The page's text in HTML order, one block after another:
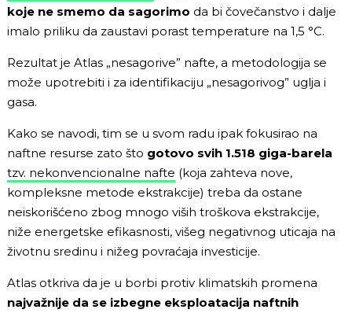
koje ne smemo da sagorimo da bi čovečanstvo i dalje
imalo priliku da zaustavi porast temperature na 1,5 °C.
Rezultat je Atlas „nesagorive” nafte, a metodologija se
može upotrebiti i za identifikaciju „nesagorivog” uglja i
gasa.
Kako se navodi, tim se u svom radu ipak fokusirao na
naftne resurse zato što gotovo svih 1.518 giga-barela
tzv. nekonvencionalne nafte (koja zahteva nove,
kompleksne metode ekstrakcije) treba da ostane
neiskorišćeno zbog mnogo viših troškova ekstrakcije,
niže energetske efikasnosti, višeg negativnog uticaja na
životnu sredinu i nižeg povraćaja investicije.
Atlas otkriva da je u borbi protiv klimatskih promena
najvažnije da se izbegne eksploatacija naftnih